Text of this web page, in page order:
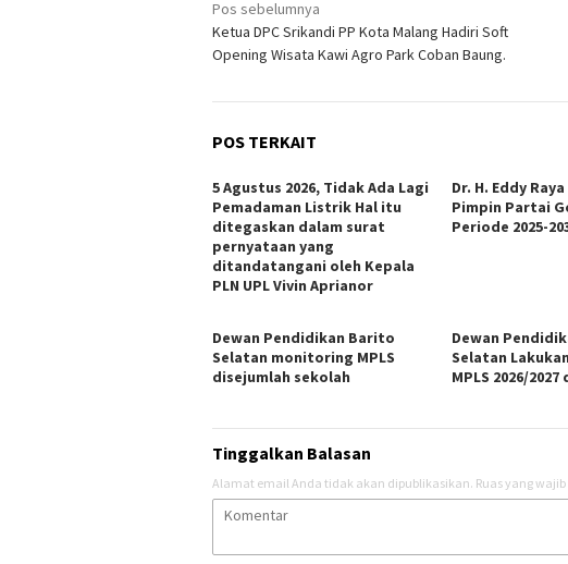
Navigasi
pos
Pos sebelumnya
Ketua DPC Srikandi PP Kota Malang Hadiri Soft
Opening Wisata Kawi Agro Park Coban Baung.
POS TERKAIT
5 Agustus 2026, Tidak Ada Lagi
Pemadaman Listrik Hal itu
ditegaskan dalam surat
pernyataan yang
ditandatangani oleh Kepala
PLN UPL Vivin Aprianor
Dr. H. Eddy
Pimpin Partai
Periode 2025-
Dewan Pendidikan Barito
Selatan monitoring MPLS
disejumlah sekolah
Dewan
Selatan
MPLS 2026/
Tinggalkan Balasan
Alamat email Anda tidak akan dipublikasikan. Ruas yang